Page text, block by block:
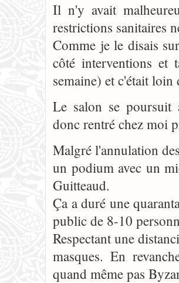
Il n'y avait
restrictions sanitaires
Comme je le disais
côté interventions et
semaine) et c'était
Le salon se poursuit
donc rentré chez moi
Malgré l'annulation
un podium avec un
Guitteaud.
Ça a duré une
public de 8-10
Respectant une
masques. En
quand même pas